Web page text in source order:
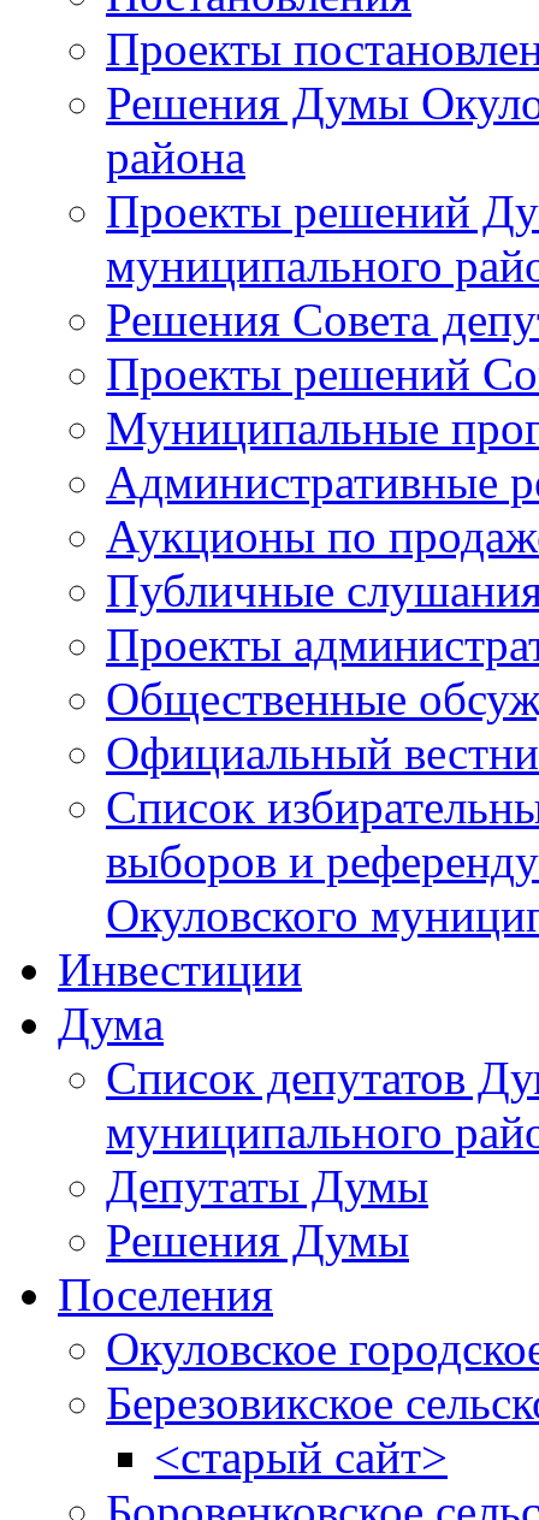
Проекты
Решения Думы
района
Проекты решений
муниципального
Решения Совета
Проекты решений
Муниципальные
Административные
Аукционы по
Публичные
Проекты
Общественные
Официальный
Список
выборов и
Окуловского
Инвестиции
Дума
Список депутатов
муниципального
Депутаты Думы
Решения Думы
Поселения
Окуловское
Березовикское
<старый сайт>